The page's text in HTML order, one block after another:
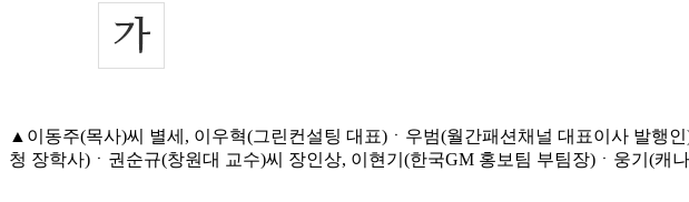
▲이동주(목사)씨 별세, 이우혁(그린컨설팅 대표)ㆍ우범(월간패션채널 대표이사 발행
청 장학사)ㆍ권순규(창원대 교수)씨 장인상, 이현기(한국GM 홍보팀 부팀장)ㆍ웅기(캐